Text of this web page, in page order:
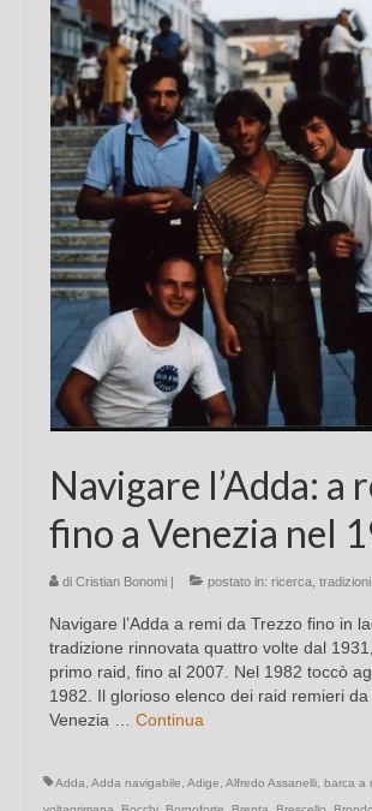
Chi sono
FAQ
Contatti
Navigare l’Adda: a
fino a Venezia nel
di Cristian Bonomi | postato in: ricerca
Navigare l’Adda a remi da Trezzo fino in
tradizione rinnovata quattro volte dal
primo raid, fino al 2007. Nel 1982 toccò
1982. Il glorioso elenco dei raid remieri da
Venezia … Continua
Adda Adda navigabile Adige Alfredo Assanelli barca a